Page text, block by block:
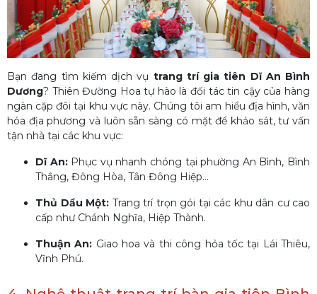
Bạn đang tìm kiếm dịch vụ trang trí gia tiên Dĩ An Bình
Dương? Thiên Đường Hoa tự hào là đối tác tin cậy của hàng
ngàn cặp đôi tại khu vực này. Chúng tôi am hiểu địa hình, văn
hóa địa phương và luôn sẵn sàng có mặt để khảo sát, tư vấn
tận nhà tại các khu vực:
Dĩ An:Phục vụ nhanh chóng tại phường An Bình, Bình
Thắng, Đông Hòa, Tân Đông Hiệp...
Thủ Dầu Một: Trang trí trọn gói tại các khu dân cư cao
cấp như Chánh Nghĩa, Hiệp Thành.
Thuận An: Giao hoa và thi công hỏa tốc tại Lái Thiêu,
Vĩnh Phú.